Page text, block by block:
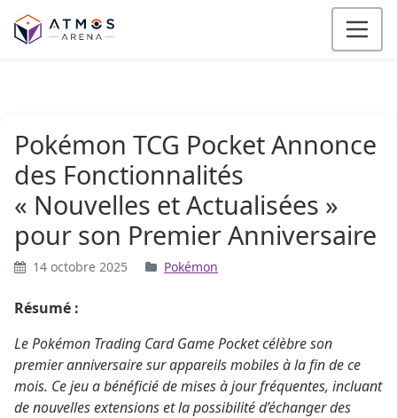
Aller au contenu
Pokémon TCG Pocket Annonce
des Fonctionnalités
« Nouvelles et Actualisées »
pour son Premier Anniversaire
14 octobre 2025 Pokémon
Résumé :
Le Pokémon Trading Card Game Pocket célèbre son
premier anniversaire sur appareils mobiles à la fin de ce
mois. Ce jeu a bénéficié de mises à jour fréquentes, incluant
de nouvelles extensions et la possibilité d’échanger des